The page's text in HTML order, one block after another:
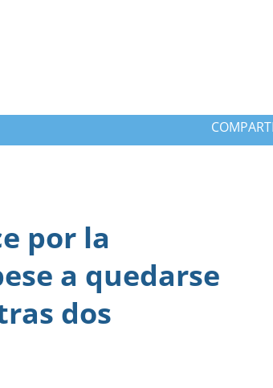
por la
a quedarse
dos